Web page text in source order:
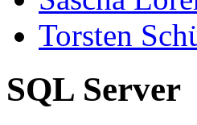
Torsten
SQL Server